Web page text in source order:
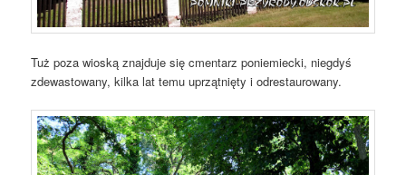
Tuż poza wioską znajduje się cmentarz poniemiecki, niegdyś
zdewastowany, kilka lat temu uprzątnięty i odrestaurowany.